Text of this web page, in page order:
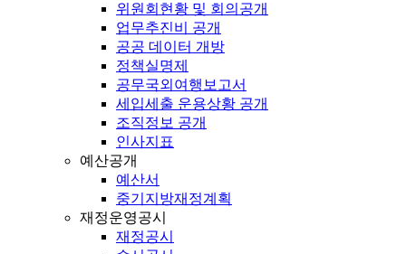
위원회현황 및 회의공개
업무추진비 공개
공공 데이터 개방
정책실명제
공무국외여행보고서
세입세출 운용상황 공개
조직정보 공개
인사지표
예산공개
예산서
중기지방재정계획
재정운영공시
재정공시